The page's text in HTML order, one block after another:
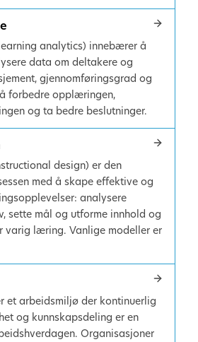
analytics) innebærer å
data om deltakere og
gjennomføringsgrad og
forbedre opplæringen,
og ta bedre beslutninger.
design) er den
med å skape effektive og
analysere
sette mål og utforme innhold og
varig læring. Vanlige modeller er
et arbeidsmiljø der kontinuerlig
og kunnskapsdeling er en
Organisasjoner